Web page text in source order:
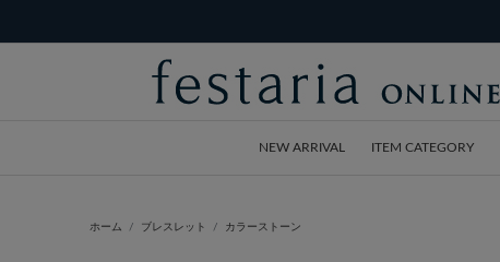
NEW ARRIVAL ITEM CATEGORY
ホーム ブレスレット カラーストーン